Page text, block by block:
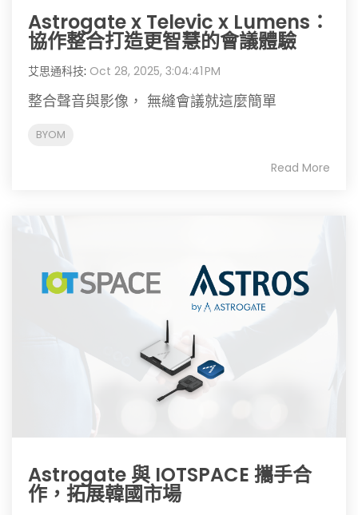
Astrogate x Televic x Lumens：
協作整合打造更智慧的會議體驗
艾思通科技: Oct 28, 2025, 3:04:41 PM
整合聲音與影像， 無縫會議就這麼簡單
BYOM
Read More
Astrogate 與 IOTSPACE 攜手合
作，拓展韓國市場